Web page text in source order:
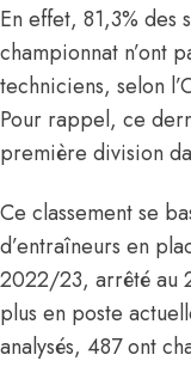
En effet, 81,3% des
championnat n’ont
techniciens, selon
Pour rappel, ce
première division
Ce classement se
d’entraîneurs en
2022/23, arrêté au
plus en poste
analysés, 487 ont